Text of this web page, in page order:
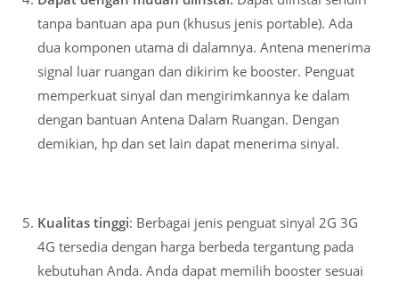
tanpa bantuan apa pun (khusus jenis portable). Ada
dua komponen utama di dalamnya. Antena menerima
signal luar ruangan dan dikirim ke booster. Penguat
memperkuat sinyal dan mengirimkannya ke dalam
dengan bantuan Antena Dalam Ruangan. Dengan
demikian, hp dan set lain dapat menerima sinyal.
Kualitas tinggi: Berbagai jenis penguat sinyal 2G 3G
4G tersedia dengan harga berbeda tergantung pada
kebutuhan Anda. Anda dapat memilih booster sesuai